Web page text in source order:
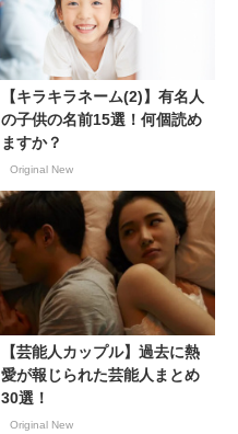
【キラキラネーム(2)】有名人
の子供の名前15選！何個読め
ますか？
Original New
【芸能人カップル】過去に熱
愛が報じられた芸能人まとめ
30選！
Original New